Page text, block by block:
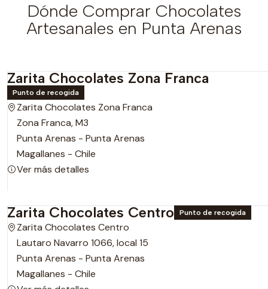
Dónde Comprar Chocolates
Artesanales en Punta Arenas
Zarita Chocolates Zona Franca
Punto de recogida
Zarita Chocolates Zona Franca
Zona Franca, M3
Punta Arenas - Punta Arenas
Magallanes - Chile
Ver más detalles
Zarita Chocolates Centro Punto de recogida
Zarita Chocolates Centro
Lautaro Navarro 1066, local 15
Punta Arenas - Punta Arenas
Magallanes - Chile